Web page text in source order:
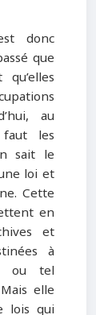
donc
que
au
les
sait le
loi et
Cette
en
et
à
ou tel
elle
lois qui